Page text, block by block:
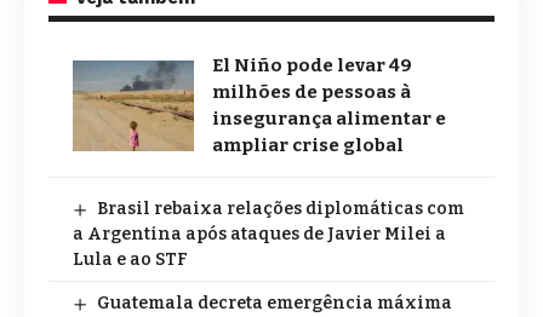
El Niño pode levar 49
milhões de pessoas à
insegurança alimentar e
ampliar crise global
Brasil rebaixa relações diplomáticas com
a Argentina após ataques de Javier Milei a
Lula e ao STF
Guatemala decreta emergência máxima